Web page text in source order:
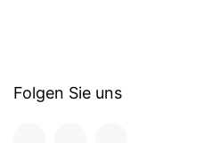
Folgen Sie uns